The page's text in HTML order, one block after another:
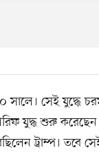
সালে। সেই যুদ্ধে
যুদ্ধ শুরু করেছেন
ট্রাম্প। তবে